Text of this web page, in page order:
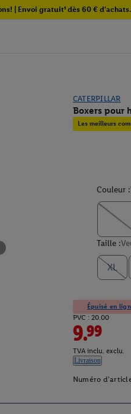
| Envoi gratuit¹ dès 60 € d'achats.
CATERPILLAR
Boxers pour
Les meilleurs
Couleur :
Taille :
XL
Épuisé en
PVC : 20.00
9.99
TVA inclu. exclu.
Livraison
Numéro